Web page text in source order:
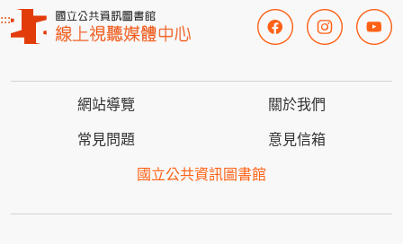
:::
網站導覽 關於我們
常見問題 意見信箱
國立公共資訊圖書館